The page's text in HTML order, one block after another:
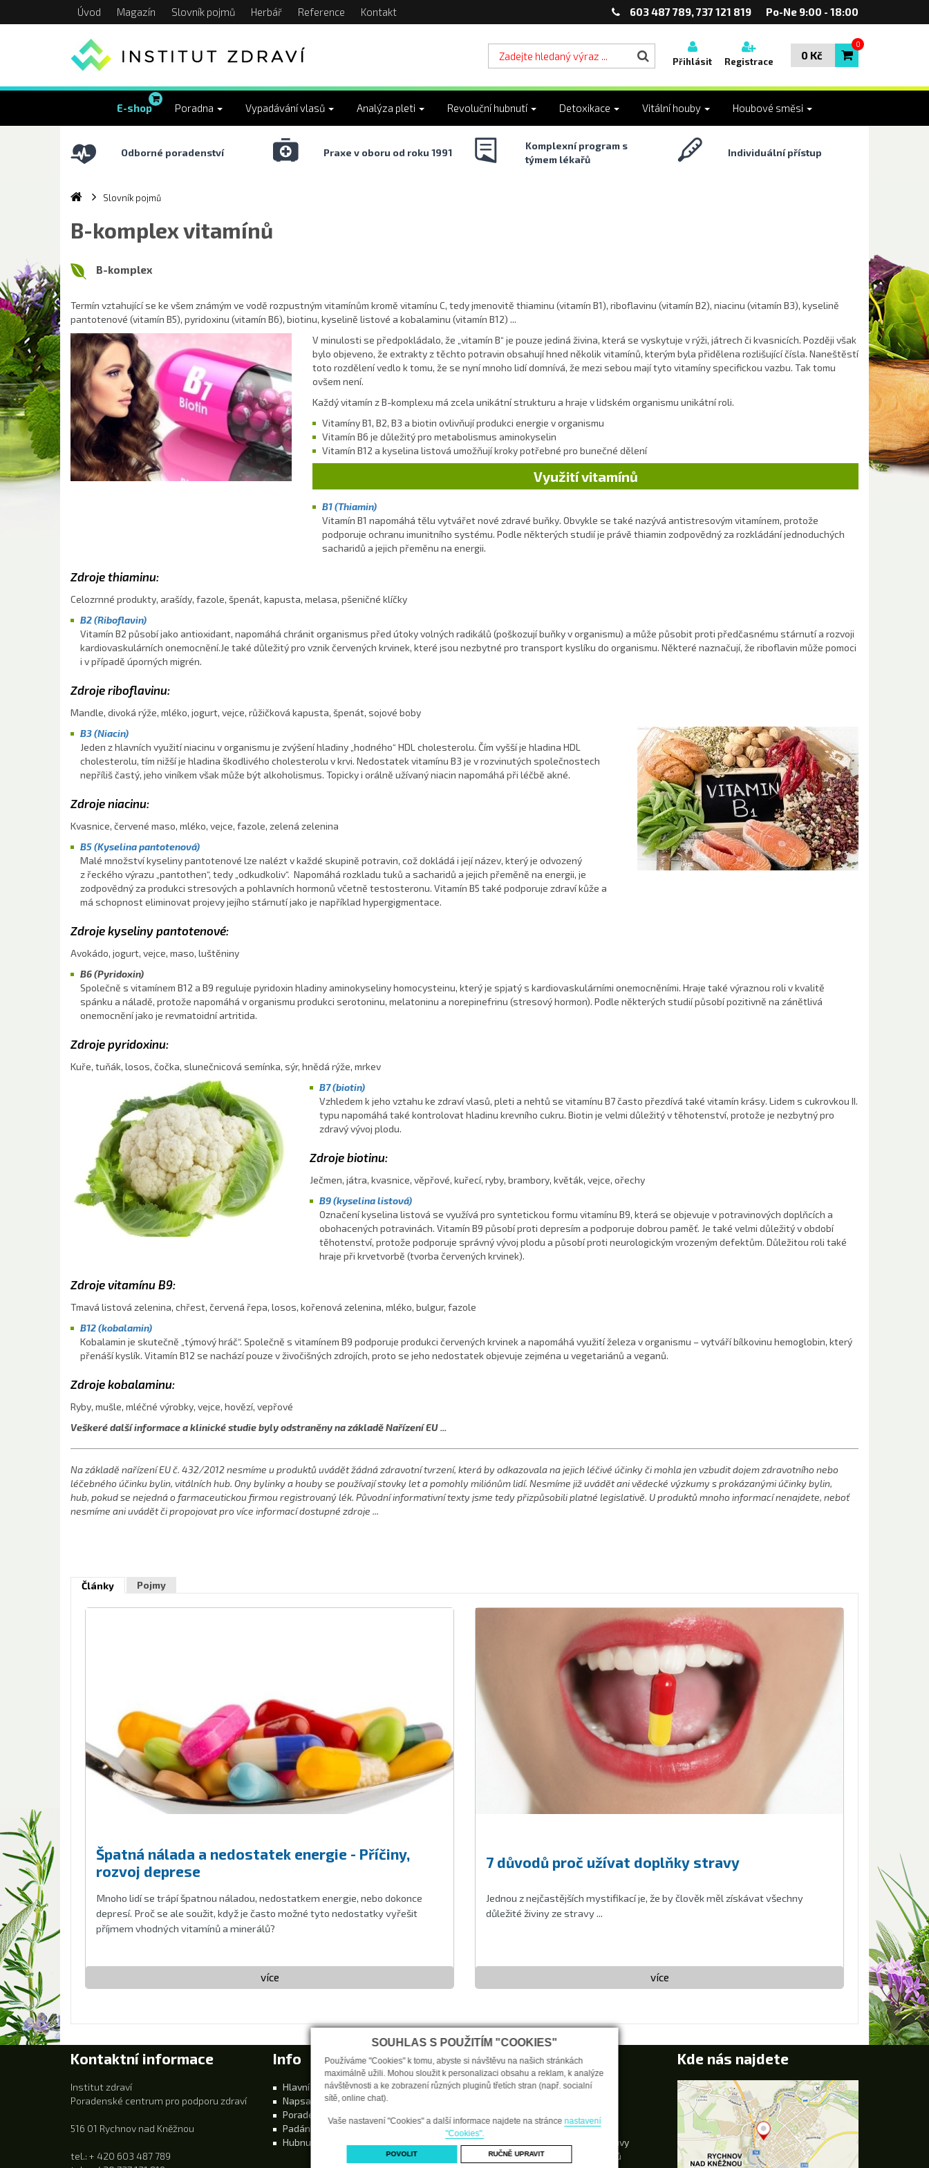
SOUHLAS S POUŽITÍM "COOKIES"
Používáme "Cookies" k tomu, abyste si návštěvu na našich stránkách
maximálně užili. Mohou sloužit k personalizaci obsahu a reklam, k analýze
návštěvnosti a ke zobrazení různých pluginů třetích stran (např. socialní
sítě, online chat).
Vaše nastavení "Cookies" a další informace najdete na stránce nastavení
"Cookies".
RUČNĚ UPRAVIT
POVOLIT
Úvod Magazín Slovník pojmů Herbář Reference Kontakt 603 487 789, 737 121 819 Po-Ne 9:00 - 18:00
Přihlásit Registrace 0 Kč
0
E-shop Poradna Vypadávání vlasů Analýza pleti Revoluční hubnutí Detoxikace Vitální houby Houbové směsi
Odborné poradenství Praxe v oboru od roku 1991
Komplexní program s
týmem lékařů
Individuální přístup
Slovník pojmů
B-komplex vitamínů
B-komplex
Termín vztahující se ke všem známým ve vodě rozpustným vitamínům kromě vitamínu C, tedy jmenovitě thiaminu (vitamín B1), riboflavinu (vitamín B2), niacinu (vitamín B3), kyselině
pantotenové (vitamín B5), pyridoxinu (vitamín B6), biotinu, kyselině listové a kobalaminu (vitamín B12) ...
V minulosti se předpokládalo, že „vitamín B“ je pouze jediná živina, která se vyskytuje v rýži, játrech či kvasnicích. Později však
bylo objeveno, že extrakty z těchto potravin obsahují hned několik vitamínů, kterým byla přidělena rozlišující čísla. Naneštěstí
toto rozdělení vedlo k tomu, že se nyní mnoho lidí domnívá, že mezi sebou mají tyto vitamíny specifickou vazbu. Tak tomu
ovšem není.
Každý vitamín z B-komplexu má zcela unikátní strukturu a hraje v lidském organismu unikátní roli.
Vitamíny B1, B2, B3 a biotin ovlivňují produkci energie v organismu
Vitamín B6 je důležitý pro metabolismus aminokyselin
Vitamín B12 a kyselina listová umožňují kroky potřebné pro bunečné dělení
Využití vitamínů
B1 (Thiamin)
Vitamín B1 napomáhá tělu vytvářet nové zdravé buňky. Obvykle se také nazývá antistresovým vitamínem, protože
podporuje ochranu imunitního systému. Podle některých studií je právě thiamin zodpovědný za rozkládání jednoduchých
sacharidů a jejich přeměnu na energii.
Zdroje thiaminu:
Celozrnné produkty, arašídy, fazole, špenát, kapusta, melasa, pšeničné klíčky
B2 (Riboflavin)
Vitamín B2 působí jako antioxidant, napomáhá chránit organismus před útoky volných radikálů (poškozují buňky v organismu) a může působit proti předčasnému stárnutí a rozvoji
kardiovaskulárních onemocnění.Je také důležitý pro vznik červených krvinek, které jsou nezbytné pro transport kyslíku do organismu. Některé naznačují, že riboflavin může pomoci
i v případě úporných migrén.
Zdroje riboflavinu:
Mandle, divoká rýže, mléko, jogurt, vejce, růžičková kapusta, špenát, sojové boby
B3 (Niacin)
Jeden z hlavních využití niacinu v organismu je zvýšení hladiny „hodného“ HDL cholesterolu. Čím vyšší je hladina HDL
cholesterolu, tím nižší je hladina škodlivého cholesterolu v krvi. Nedostatek vitamínu B3 je v rozvinutých společnostech
nepříliš častý, jeho viníkem však může být alkoholismus. Topicky i orálně užívaný niacin napomáhá při léčbě akné.
Zdroje niacinu:
Kvasnice, červené maso, mléko, vejce, fazole, zelená zelenina
B5 (Kyselina pantotenová)
Malé množství kyseliny pantotenové lze nalézt v každé skupině potravin, což dokládá i její název, který je odvozený
z řeckého výrazu „pantothen“, tedy „odkudkoliv“. Napomáhá rozkladu tuků a sacharidů a jejich přeměně na energii, je
zodpovědný za produkci stresových a pohlavních hormonů včetně testosteronu. Vitamín B5 také podporuje zdraví kůže a
má schopnost eliminovat projevy jejího stárnutí jako je například hypergigmentace.
Zdroje kyseliny pantotenové:
Avokádo, jogurt, vejce, maso, luštěniny
B6 (Pyridoxin)
Společně s vitamínem B12 a B9 reguluje pyridoxin hladiny aminokyseliny homocysteinu, který je spjatý s kardiovaskulárními onemocněními. Hraje také výraznou roli v kvalitě
spánku a náladě, protože napomáhá v organismu produkci serotoninu, melatoninu a norepinefrinu (stresový hormon). Podle některých studií působí pozitivně na zánětlivá
onemocnění jako je revmatoidní artritida.
Zdroje pyridoxinu:
Kuře, tuňák, losos, čočka, slunečnicová semínka, sýr, hnědá rýže, mrkev
B7 (biotin)
Vzhledem k jeho vztahu ke zdraví vlasů, pleti a nehtů se vitamínu B7 často přezdívá také vitamín krásy. Lidem s cukrovkou II.
typu napomáhá také kontrolovat hladinu krevního cukru. Biotin je velmi důležitý v těhotenství, protože je nezbytný pro
zdravý vývoj plodu.
Zdroje biotinu:
Ječmen, játra, kvasnice, věpřové, kuřecí, ryby, brambory, květák, vejce, ořechy
B9 (kyselina listová)
Označení kyselina listová se využívá pro syntetickou formu vitamínu B9, která se objevuje v potravinových doplňcích a
obohacených potravinách. Vitamín B9 působí proti depresím a podporuje dobrou paměť. Je také velmi důležitý v období
těhotenství, protože podporuje správný vývoj plodu a působí proti neurologickým vrozeným defektům. Důležitou roli také
hraje při krvetvorbě (tvorba červených krvinek).
Zdroje vitamínu B9:
Tmavá listová zelenina, chřest, červená řepa, losos, kořenová zelenina, mléko, bulgur, fazole
B12 (kobalamin)
Kobalamin je skutečně „týmový hráč“. Společně s vitamínem B9 podporuje produkci červených krvinek a napomáhá využití železa v organismu – vytváří bílkovinu hemoglobin, který
přenáší kyslík. Vitamín B12 se nachází pouze v živočišných zdrojích, proto se jeho nedostatek objevuje zejména u vegetariánů a veganů.
Zdroje kobalaminu:
Ryby, mušle, mléčné výrobky, vejce, hovězí, vepřové
Veškeré další informace a klinické studie byly odstraněny na základě Nařízení EU ...
Na základě nařízení EU č. 432/2012 nesmíme u produktů uvádět žádná zdravotní tvrzení, která by odkazovala na jejich léčivé účinky či mohla jen vzbudit dojem zdravotního nebo
léčebného účinku bylin, vitálních hub. Ony bylinky a houby se používají stovky let a pomohly miliónům lidí. Nesmíme již uvádět ani vědecké výzkumy s prokázanými účinky bylin,
hub, pokud se nejedná o farmaceutickou firmou registrovaný lék. Původní informativní texty jsme tedy přizpůsobili platné legislativě. U produktů mnoho informací nenajdete, neboť
nesmíme ani uvádět či propojovat pro více informací dostupné zdroje ...
Články Pojmy
Špatná nálada a nedostatek energie - Příčiny,
rozvoj deprese
Mnoho lidí se trápí špatnou náladou, nedostatkem energie, nebo dokonce
depresí. Proč se ale soužit, když je často možné tyto nedostatky vyřešit
příjmem vhodných vitamínů a minerálů?
více
7 důvodů proč užívat doplňky stravy
Jednou z nejčastějších mystifikací je, že by člověk měl získávat všechny
důležité živiny ze stravy ...
více
Kontaktní informace
Institut zdraví
Poradenské centrum pro podporu zdraví
516 01 Rychnov nad Kněžnou
tel.: + 420 603 487 789
Info
Hlavní stránka
Napsali o nás
Poradenství
Padání vlasů
Hubnutí
O nákupu
Vstoupit do e-shopu
Doprava a platba
Obchodní podmínky
Formulář Odstoupení od smlouvy
GDPR - Ochrana osobních údajů
Kde nás najdete